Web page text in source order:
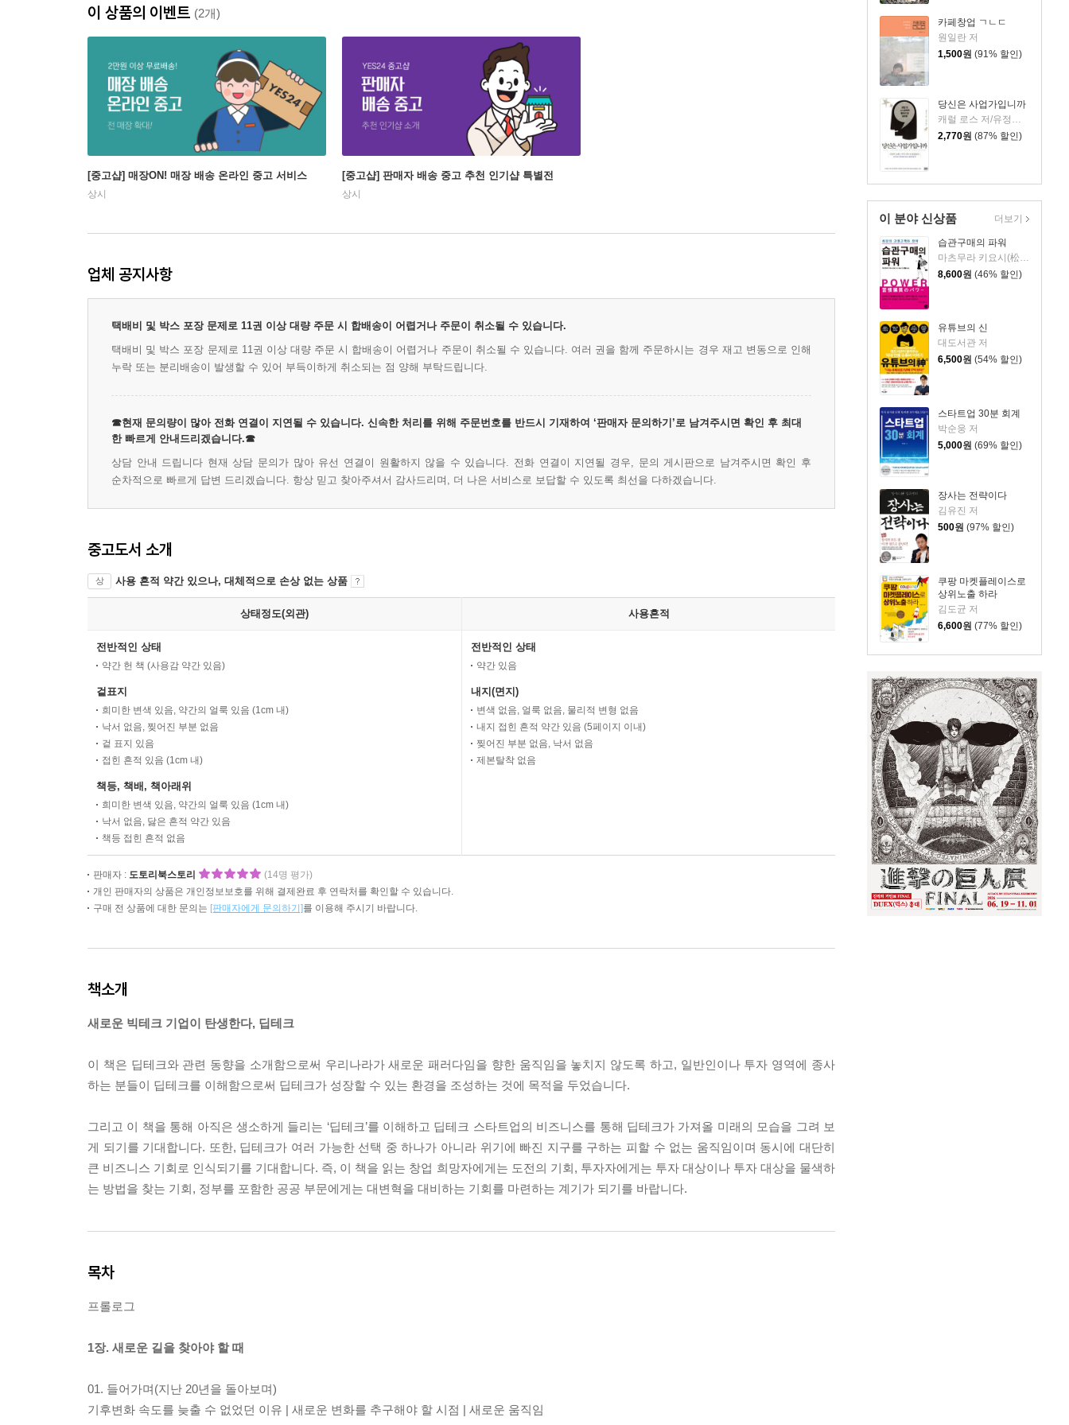
카페창업 ㄱㄴㄷ
원일란 저
1,500원 (91% 할인)
당신은 사업가입니까
캐럴 로스 저/유정식 역
2,770원 (87% 할인)
이 분야 신상품
습관구매의 파워
마츠무라 키요시(松村 淸) 저/손대홍 역
8,600원 (46% 할인)
유튜브의 신
대도서관 저
6,500원 (54% 할인)
스타트업 30분 회계
박순웅 저
5,000원 (69% 할인)
장사는 전략이다
김유진 저
500원 (97% 할인)
쿠팡 마켓플레이스로
상위노출 하라
김도균 저
6,600원 (77% 할인)
더보기
이 상품의 이벤트 (2개)
[중고샵] 매장ON! 매장 배송 온라인 중고 서비스
상시
[중고샵] 판매자 배송 중고 추천 인기샵 특별전
상시
업체 공지사항
택배비 및 박스 포장 문제로 11권 이상 대량 주문 시 합배송이 어렵거나 주문이 취소될 수 있습니다.
택배비 및 박스 포장 문제로 11권 이상 대량 주문 시 합배송이 어렵거나 주문이 취소될 수 있습니다. 여러 권을 함께 주문하시는 경우 재고 변동으로 인해
누락 또는 분리배송이 발생할 수 있어 부득이하게 취소되는 점 양해 부탁드립니다.
☎현재 문의량이 많아 전화 연결이 지연될 수 있습니다. 신속한 처리를 위해 주문번호를 반드시 기재하여 ‘판매자 문의하기’로 남겨주시면 확인 후 최대
한 빠르게 안내드리겠습니다.☎
상담 안내 드립니다 현재 상담 문의가 많아 유선 연결이 원활하지 않을 수 있습니다. 전화 연결이 지연될 경우, 문의 게시판으로 남겨주시면 확인 후
순차적으로 빠르게 답변 드리겠습니다. 항상 믿고 찾아주셔서 감사드리며, 더 나은 서비스로 보답할 수 있도록 최선을 다하겠습니다.
중고도서 소개
상 사용 흔적 약간 있으나, 대체적으로 손상 없는 상품
상태정도(외관) 사용흔적
전반적인 상태
약간 헌 책 (사용감 약간 있음)
겉표지
희미한 변색 있음, 약간의 얼룩 있음 (1cm 내)
낙서 없음, 찢어진 부분 없음
겉 표지 있음
접힌 흔적 있음 (1cm 내)
책등, 책배, 책아래위
희미한 변색 있음, 약간의 얼룩 있음 (1cm 내)
낙서 없음, 닳은 흔적 약간 있음
책등 접힌 흔적 없음
전반적인 상태
약간 있음
내지(면지)
변색 없음, 얼룩 없음, 물리적 변형 없음
내지 접힌 흔적 약간 있음 (5페이지 이내)
찢어진 부분 없음, 낙서 없음
제본탈착 없음
판매자 : 도토리북스토리
(14명 평가)
개인 판매자의 상품은 개인정보보호를 위해 결제완료 후 연락처를 확인할 수 있습니다.
구매 전 상품에 대한 문의는 [판매자에게 문의하기]를 이용해 주시기 바랍니다.
책소개
새로운 빅테크 기업이 탄생한다, 딥테크
이 책은 딥테크와 관련 동향을 소개함으로써 우리나라가 새로운 패러다임을 향한 움직임을 놓치지 않도록 하고, 일반인이나 투자 영역에 종사
하는 분들이 딥테크를 이해함으로써 딥테크가 성장할 수 있는 환경을 조성하는 것에 목적을 두었습니다.
그리고 이 책을 통해 아직은 생소하게 들리는 ‘딥테크’를 이해하고 딥테크 스타트업의 비즈니스를 통해 딥테크가 가져올 미래의 모습을 그려 보
게 되기를 기대합니다. 또한, 딥테크가 여러 가능한 선택 중 하나가 아니라 위기에 빠진 지구를 구하는 피할 수 없는 움직임이며 동시에 대단히
큰 비즈니스 기회로 인식되기를 기대합니다. 즉, 이 책을 읽는 창업 희망자에게는 도전의 기회, 투자자에게는 투자 대상이나 투자 대상을 물색하
는 방법을 찾는 기회, 정부를 포함한 공공 부문에게는 대변혁을 대비하는 기회를 마련하는 계기가 되기를 바랍니다.
목차
프롤로그
1장. 새로운 길을 찾아야 할 때
01. 들어가며(지난 20년을 돌아보며)
기후변화 속도를 늦출 수 없었던 이유 | 새로운 변화를 추구해야 할 시점 | 새로운 움직임